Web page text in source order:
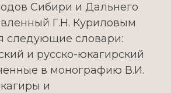
Сибири и Дальнего
Г.Н. Куриловым
следующие словари:
и русско-юкагирский
в монографию В.И.
и